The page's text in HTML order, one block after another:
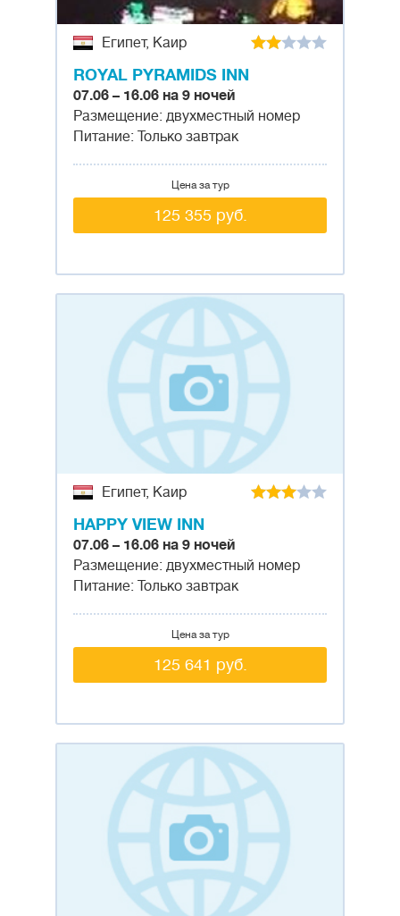
Египет, Каир
ROYAL PYRAMIDS INN
07.06 – 16.06 на 9 ночей
Размещение: двухместный номер
Питание: Только завтрак
Цена за тур
125 355 руб.
Египет, Каир
HAPPY VIEW INN
07.06 – 16.06 на 9 ночей
Размещение: двухместный номер
Питание: Только завтрак
Цена за тур
125 641 руб.